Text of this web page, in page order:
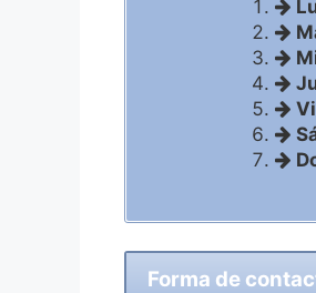
Forma de